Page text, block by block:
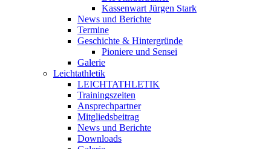
Kassenwart Jürgen Stark
News und Berichte
Termine
Geschichte & Hintergründe
Pioniere und Sensei
Galerie
Leichtathletik
LEICHTATHLETIK
Trainingszeiten
Ansprechpartner
Mitgliedsbeitrag
News und Berichte
Downloads